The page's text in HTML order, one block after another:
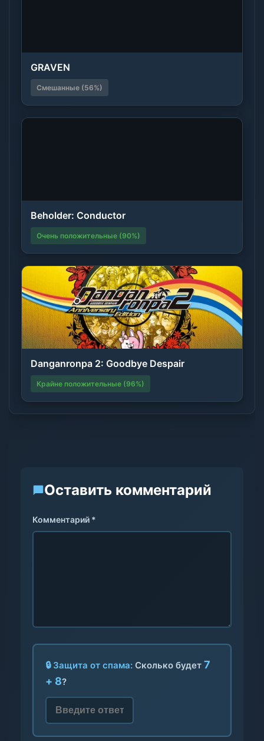
GRAVEN
Смешанные (56%)
Beholder: Conductor
Очень положительные (90%)
Danganronpa 2: Goodbye Despair
Крайне положительные (96%)
Оставить комментарий
Комментарий *
🔒 Защита от спама: Сколько будет 7
+ 8?